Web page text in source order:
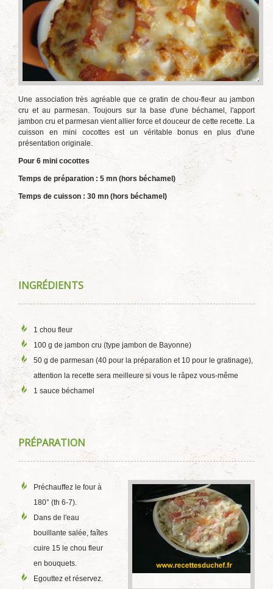
Une association très agréable que ce gratin de chou-fleur au jambon
cru et au parmesan. Toujours sur la base d'une béchamel, l'apport
jambon cru et parmesan vient allier force et douceur de cette recette. La
cuisson en mini cocottes est un véritable bonus en plus d'une
présentation originale.
Pour 6 mini cocottes
Temps de préparation : 5 mn (hors béchamel)
Temps de cuisson : 30 mn (hors béchamel)
INGRÉDIENTS
1 chou fleur
100 g de jambon cru (type jambon de Bayonne)
50 g de parmesan (40 pour la préparation et 10 pour le gratinage),
attention la recette sera meilleure si vous le râpez vous-même
1 sauce béchamel
PRÉPARATION
Préchauffez le four à
180° (th 6-7).
Dans de l'eau
bouillante salée, faîtes
cuire 15 le chou fleur
en bouquets.
Egouttez et réservez.